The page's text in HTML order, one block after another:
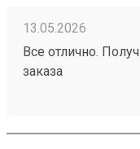
13.05.2026
Все отлично.
заказа